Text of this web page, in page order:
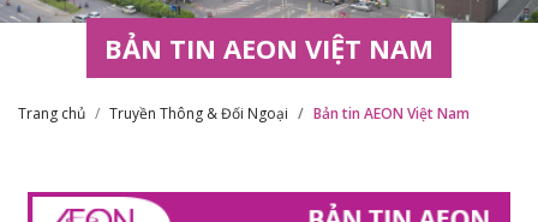
BẢN TIN AEON VIỆT NAM
Trang chủ Truyền Thông & Đối Ngoại Bản tin AEON Việt Nam